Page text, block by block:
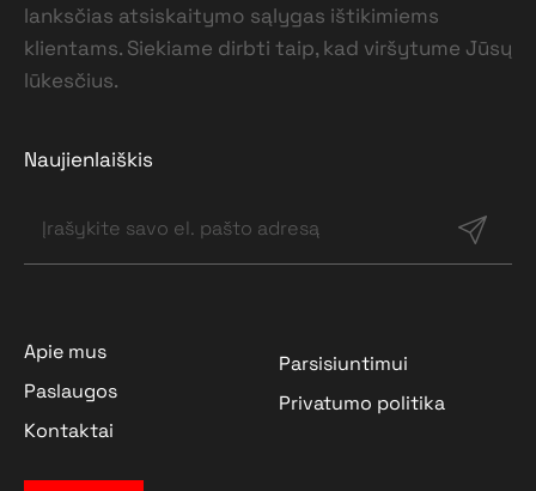
lanksčias atsiskaitymo sąlygas ištikimiems
klientams. Siekiame dirbti taip, kad viršytume Jūsų
lūkesčius.
Naujienlaiškis
Apie mus
Paslaugos
Kontaktai
Parsisiuntimui
Privatumo politika